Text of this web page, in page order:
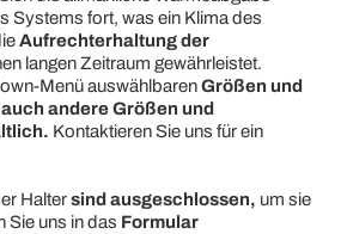
Systems fort, was ein Klima des
Aufrechterhaltung der
langen Zeitraum gewährleistet.
Menü auswählbarenGrößen und
andere Größen und
Kontaktieren Sie uns für ein
Haltersind ausgeschlossen, um sie
Sie uns in das Formular